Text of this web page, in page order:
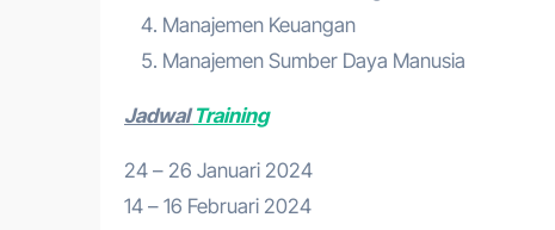
Manajemen Keuangan
Manajemen Sumber Daya Manusia
JadwalTraining
24 – 26 Januari 2024
14 – 16 Februari 2024